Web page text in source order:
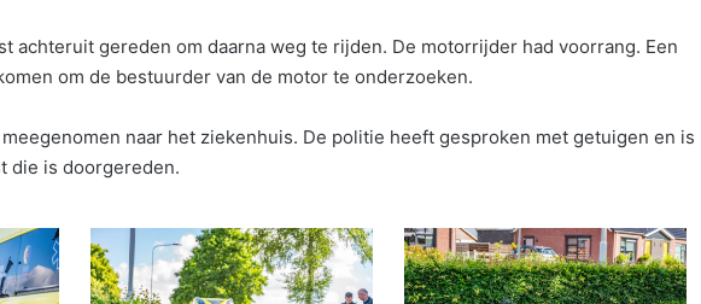
achteruit gereden om daarna weg te rijden. De motorrijder had voorrang. Een
om de bestuurder van de motor te onderzoeken.
naar het ziekenhuis. De politie heeft gesproken met getuigen en is
die is doorgereden.